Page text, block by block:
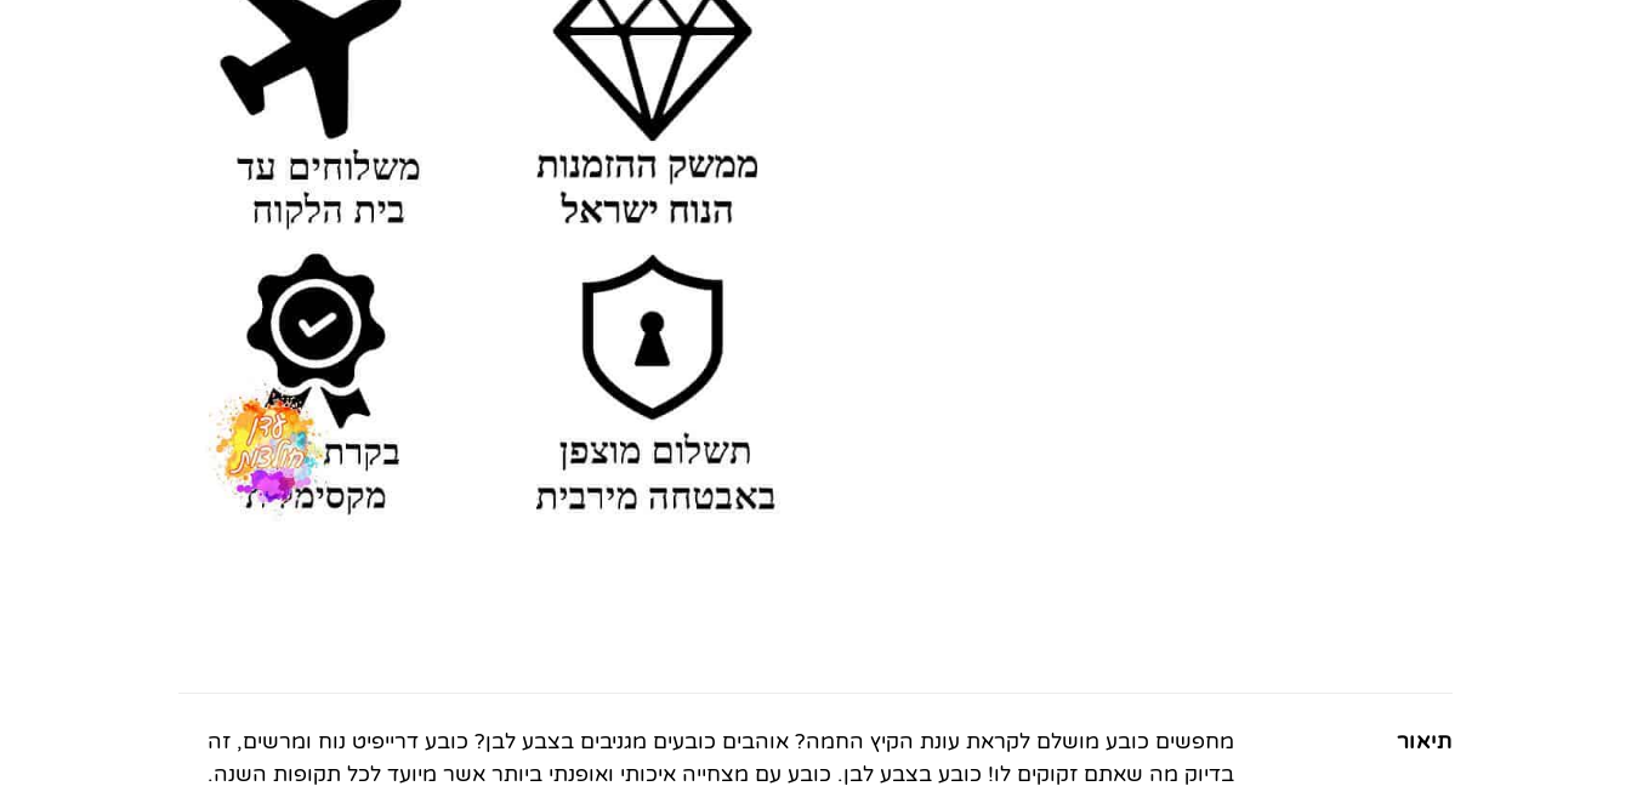
תיאור
מחפשים כובע מושלם לקראת עונת הקיץ החמה? אוהבים כובעים מגניבים בצבע לבן? כובע דרייפיט נוח ומרשים, זה
בדיוק מה שאתם זקוקים לו! כובע בצבע לבן. כובע עם מצחייה איכותי ואופנתי ביותר אשר מיועד לכל תקופות השנה.